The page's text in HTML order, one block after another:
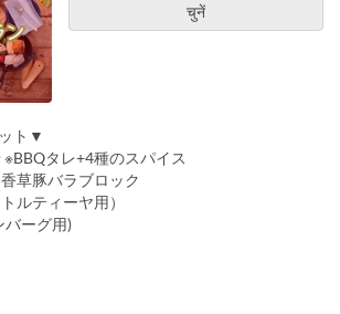
चुनें
ト▼
※BBQタレ+4種のスパイス
草豚バラブロック
ルティーヤ用）
バーグ用)